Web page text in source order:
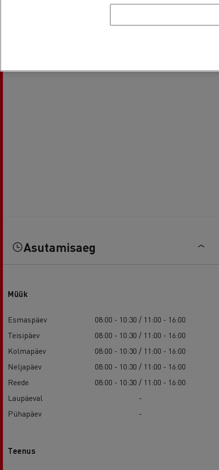
Asutamisaeg
Müük
Esmaspäev
08:00 - 10:30 / 11:00 - 16:00
Teisipäev
08:00 - 10:30 / 11:00 - 16:00
Kolmapäev
08:00 - 10:30 / 11:00 - 16:00
Neljapäev
08:00 - 10:30 / 11:00 - 16:00
Reede
08:00 - 10:30 / 11:00 - 16:00
Laupäeval
-
Pühapäev
-
Teenus